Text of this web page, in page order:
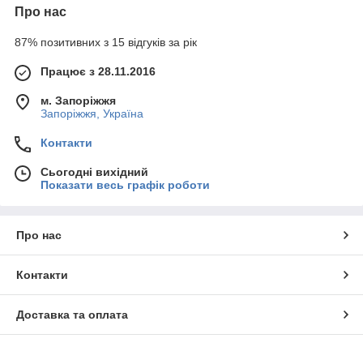
Про нас
87% позитивних з 15 відгуків за рік
Працює з 28.11.2016
м. Запоріжжя
Запоріжжя, Україна
Контакти
Сьогодні вихідний
Показати весь графік роботи
Про нас
Контакти
Доставка та оплата